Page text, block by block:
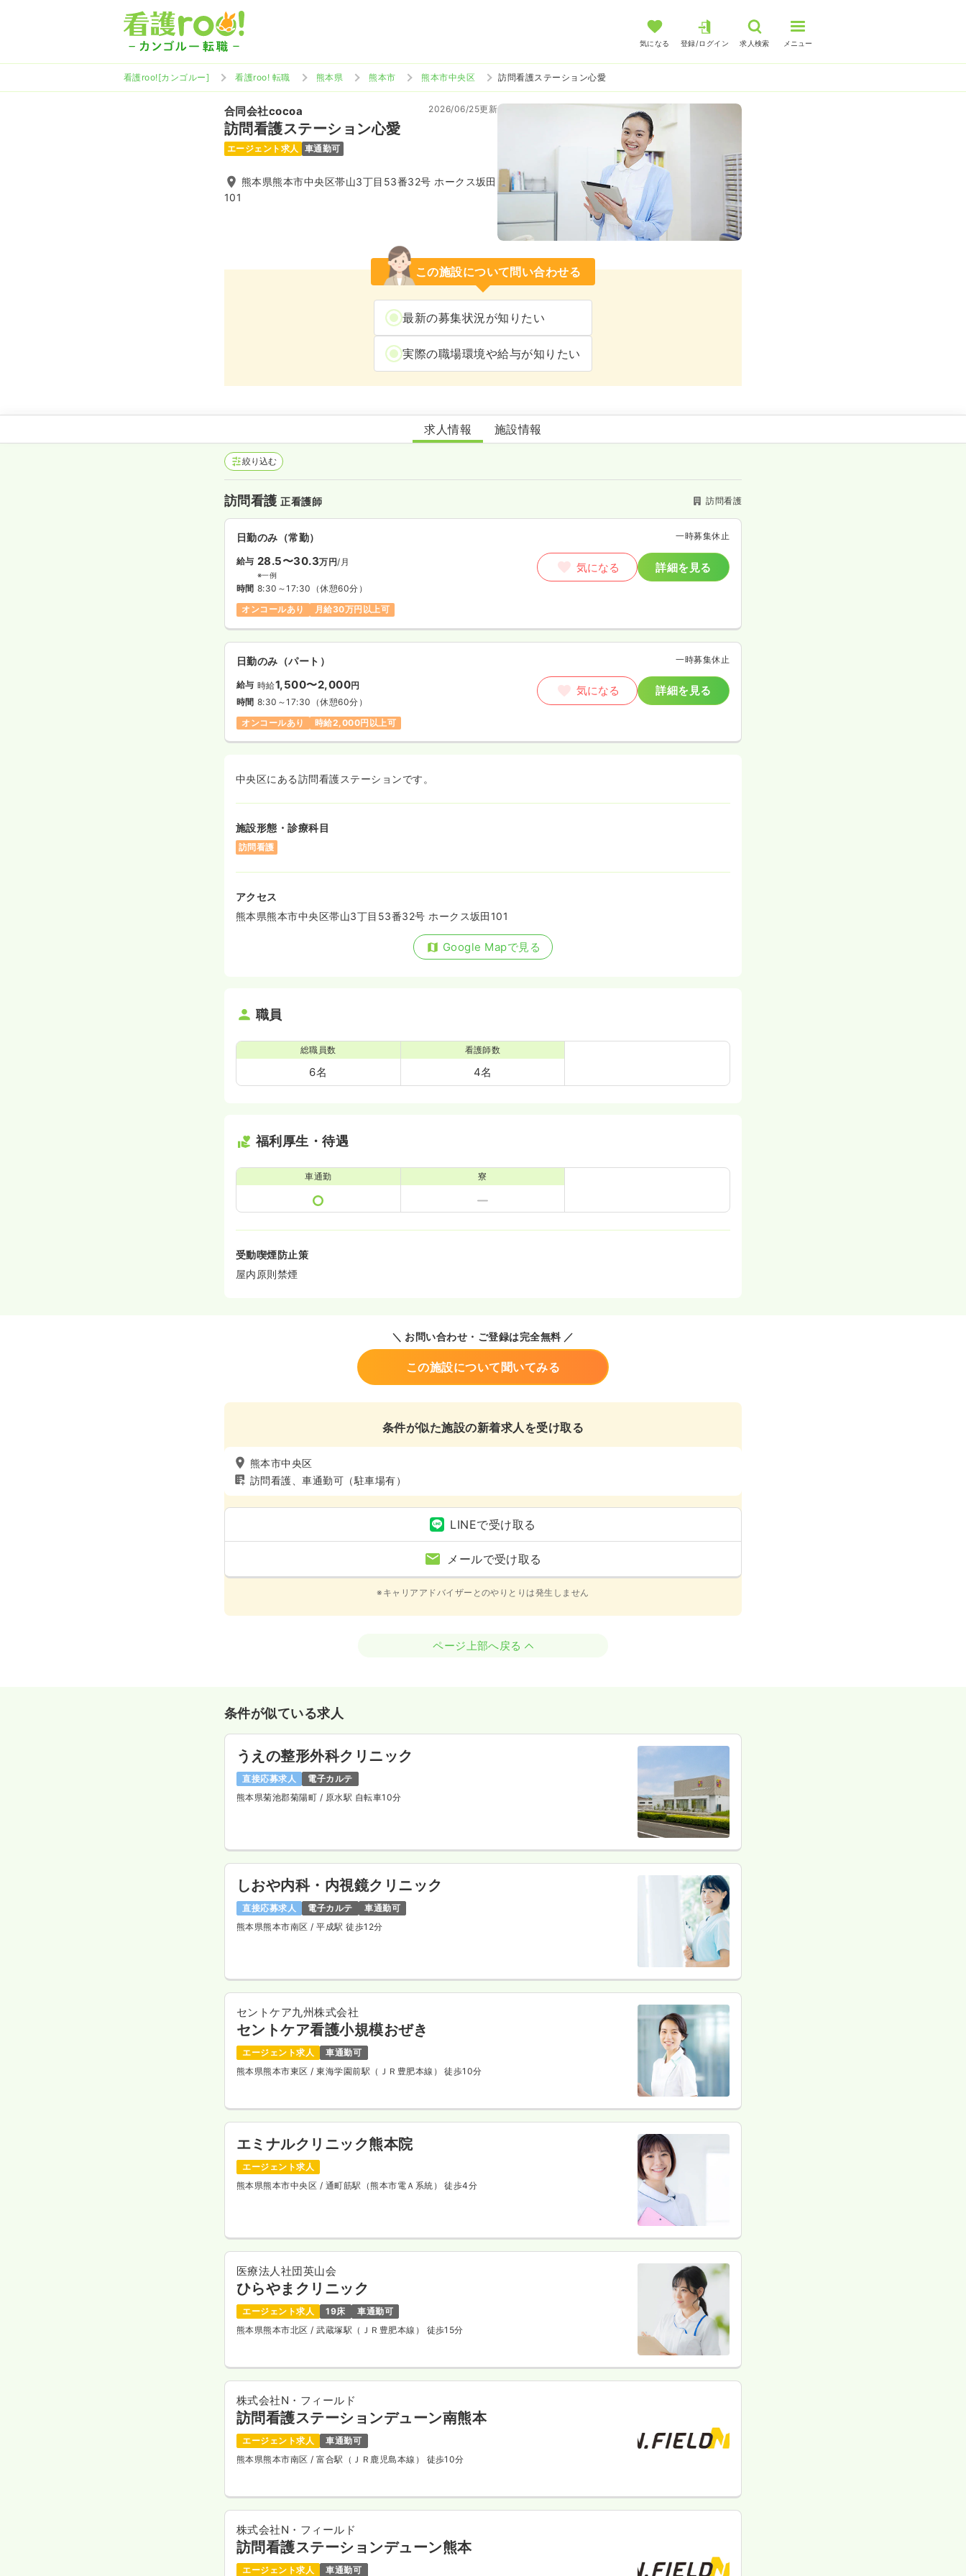
気になる 登録/ログイン 求人検索 メニュー
看護roo![カンゴルー] 看護roo! 転職 熊本県 熊本市 熊本市中央区 訪問看護ステーション心愛
合同会社cocoa
訪問看護ステーション心愛
2026/06/25更新
エージェント求人 車通勤可
熊本県熊本市中央区帯山3丁目53番32号 ホークス坂田
101
この施設について問い合わせる
最新の募集状況が知りたい
実際の職場環境や給与が知りたい
訪問看護ステーション心愛
求人情報 施設情報
絞り込む
訪問看護正看護師 訪問看護
日勤のみ（常勤） 一時募集休止
給与 28.5〜30.3万円/月
※一例
時間 8:30～17:30 （休憩60分）
オンコールあり
月給30万円以上可
気になる 詳細を見る
日勤のみ（パート） 一時募集休止
給与 時給1,500〜2,000円
時間 8:30～17:30 （休憩60分）
オンコールあり
時給2,000円以上可
気になる 詳細を見る
中央区にある訪問看護ステーションです。
施設形態・診療科目
訪問看護
アクセス
熊本県熊本市中央区帯山3丁目53番32号 ホークス坂田101
Google Mapで見る
職員
総職員数
6名
看護師数
4名
福利厚生・待遇
車通勤 寮
受動喫煙防止策
屋内原則禁煙
＼ お問い合わせ・ご登録は完全無料 ／
この施設について聞いてみる
条件が似た施設の新着求人を受け取る
熊本市中央区
訪問看護、車通勤可（駐車場有）
LINEで受け取る
メールで受け取る
※キャリアアドバイザーとのやりとりは発生しません
ページ上部へ戻る
条件が似ている求人
うえの整形外科クリニック
直接応募求人
電子カルテ
熊本県菊池郡菊陽町 / 原水駅 自転車10分
しおや内科・内視鏡クリニック
直接応募求人 電子カルテ
車通勤可
熊本県熊本市南区/ 平成駅 徒歩12分
セントケア九州株式会社
セントケア看護小規模おぜき
エージェント求人
車通勤可
熊本県熊本市東区/ 東海学園前駅（ＪＲ豊肥本線） 徒歩10分
エミナルクリニック熊本院
エージェント求人
熊本県熊本市中央区 / 通町筋駅（熊本市電Ａ系統） 徒歩4分
医療法人社団英山会
ひらやまクリニック
エージェント求人 19床
車通勤可
熊本県熊本市北区/ 武蔵塚駅（ＪＲ豊肥本線） 徒歩15分
株式会社N・フィールド
訪問看護ステーションデューン南熊本
エージェント求人
車通勤可
熊本県熊本市南区/ 富合駅（ＪＲ鹿児島本線） 徒歩10分
株式会社N・フィールド
訪問看護ステーションデューン熊本
エージェント求人 車通勤可